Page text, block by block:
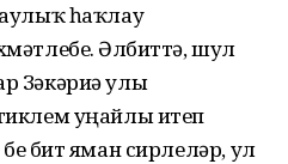
һаҡлау
Әлбиттә, шул
Зәкәриә улы
уңайлы итеп
бит яман сирлеләр, ул